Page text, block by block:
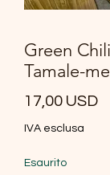
Green
Tamale-
17,00 USD
IVA esclusa
Esaurito